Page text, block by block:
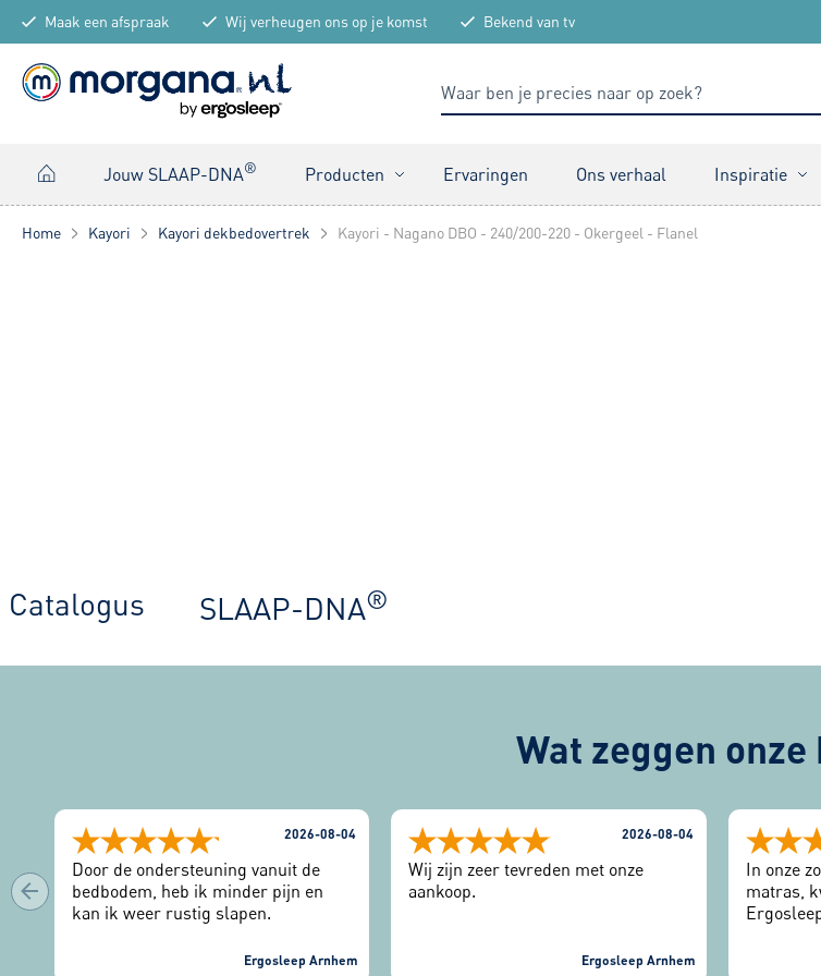
Maak een afspraak Wij verheugen ons op je komst Bekend van tv
Jouw SLAAP-DNA® Producten Ervaringen Ons verhaal Inspiratie
Home Kayori Kayori dekbedovertrek Kayori - Nagano DBO - 240/200-220 - Okergeel - Flanel
Catalogus SLAAP-DNA®
Wat zeggen
2026-08-04
Door de ondersteuning vanuit de
bedbodem, heb ik minder pijn en
kan ik weer rustig slapen.
Ergosleep Arnhem
2026-08-04
Wij zijn zeer tevreden met onze
aankoop.
Ergosleep Arnhem
In onze
matras,
Eerst